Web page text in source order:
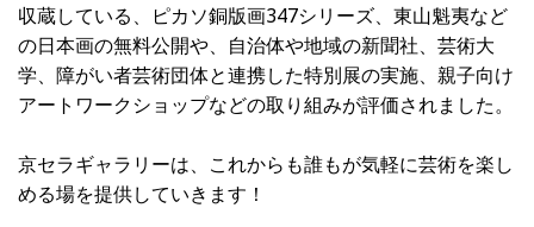
収蔵している、ピカソ銅版画347シリーズ、東山魁夷など
の日本画の無料公開や、自治体や地域の新聞社、芸術大
学、障がい者芸術団体と連携した特別展の実施、親子向け
アートワークショップなどの取り組みが評価されました。
京セラギャラリーは、これからも誰もが気軽に芸術を楽し
める場を提供していきます！